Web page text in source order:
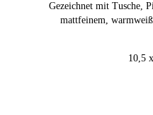
Gezeichnet mit Tusche,
mattfeinem,
10,5